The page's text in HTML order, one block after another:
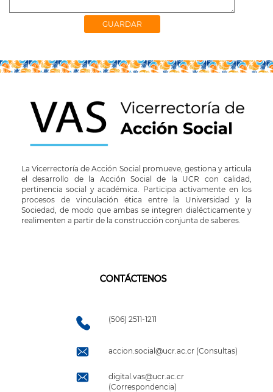
La Vicerrectoría de Acción Social promueve, gestiona y articula
el desarrollo de la Acción Social de la UCR con calidad,
pertinencia social y académica. Participa activamente en los
procesos de vinculación ética entre la Universidad y la
Sociedad, de modo que ambas se integren dialécticamente y
realimenten a partir de la construcción conjunta de saberes.
CONTÁCTENOS
(506) 2511-1211
accion.social@ucr.ac.cr (Consultas)
digital.vas@ucr.ac.cr
(Correspondencia)